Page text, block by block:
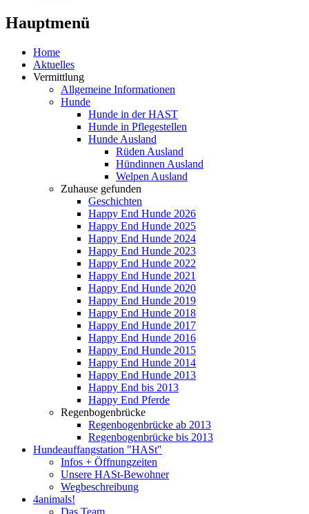
Hauptmenü
Home
Aktuelles
Vermittlung
Allgemeine Informationen
Hunde
Hunde in der HAST
Hunde in Pflegestellen
Hunde Ausland
Rüden Ausland
Hündinnen Ausland
Welpen Ausland
Zuhause gefunden
Geschichten
Happy End Hunde 2026
Happy End Hunde 2025
Happy End Hunde 2024
Happy End Hunde 2023
Happy End Hunde 2022
Happy End Hunde 2021
Happy End Hunde 2020
Happy End Hunde 2019
Happy End Hunde 2018
Happy End Hunde 2017
Happy End Hunde 2016
Happy End Hunde 2015
Happy End Hunde 2014
Happy End Hunde 2013
Happy End bis 2013
Happy End Pferde
Regenbogenbrücke
Regenbogenbrücke ab 2013
Regenbogenbrücke bis 2013
Hundeauffangstation "HASt"
Infos + Öffnungzeiten
Unsere HASt-Bewohner
Wegbeschreibung
4animals!
Das Team